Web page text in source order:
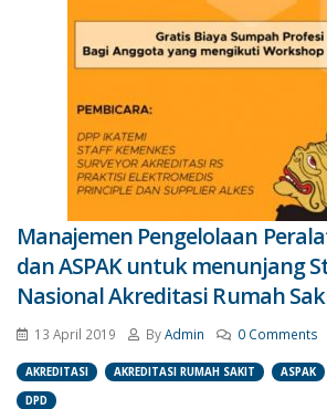
Manajemen Pengelolaan
dan ASPAK untuk menunjang
Nasional Akreditasi Rumah
13 April 2019 ByAdmin 0 Comments
AKREDITASI AKREDITASI RUMAH SAKIT ASPAK
DPD